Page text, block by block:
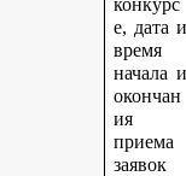
конкурс
е, дата и
время
начала и
окончан
ия
приема
заявок